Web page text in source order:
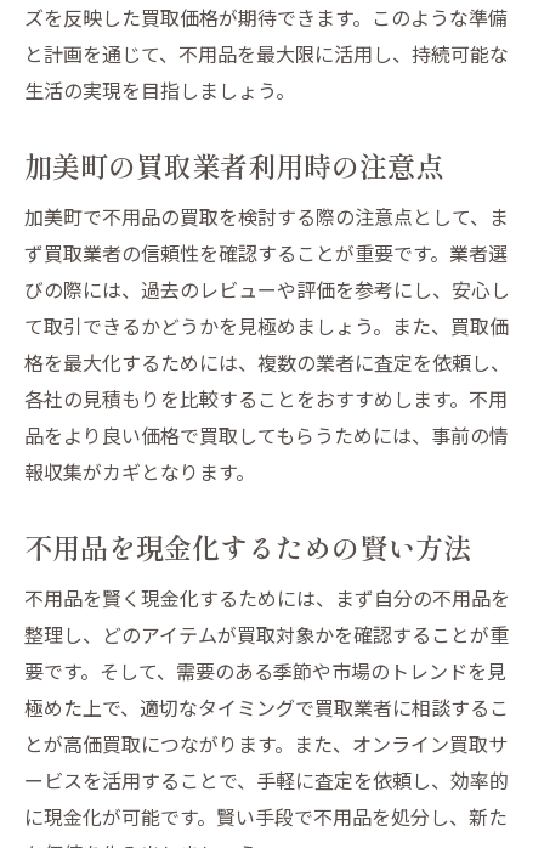
ズを反映した買取価格が期待できます。このような準備
と計画を通じて、不用品を最大限に活用し、持続可能な
生活の実現を目指しましょう。
加美町の買取業者利用時の注意点
加美町で不用品の買取を検討する際の注意点として、ま
ず買取業者の信頼性を確認することが重要です。業者選
びの際には、過去のレビューや評価を参考にし、安心し
て取引できるかどうかを見極めましょう。また、買取価
格を最大化するためには、複数の業者に査定を依頼し、
各社の見積もりを比較することをおすすめします。不用
品をより良い価格で買取してもらうためには、事前の情
報収集がカギとなります。
不用品を現金化するための賢い方法
不用品を賢く現金化するためには、まず自分の不用品を
整理し、どのアイテムが買取対象かを確認することが重
要です。そして、需要のある季節や市場のトレンドを見
極めた上で、適切なタイミングで買取業者に相談するこ
とが高価買取につながります。また、オンライン買取サ
ービスを活用することで、手軽に査定を依頼し、効率的
に現金化が可能です。賢い手段で不用品を処分し、新た